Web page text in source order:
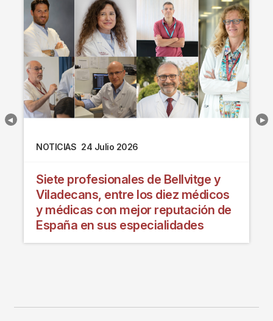
NOTICIAS 24 Julio 2026
Siete profesionales de Bellvitge y
Viladecans, entre los diez médicos
y médicas con mejor reputación de
España en sus especialidades